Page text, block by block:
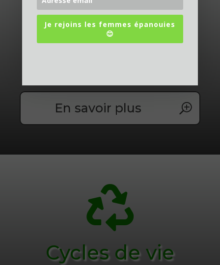

En savoir plus

Cycles de vie
Je rejoins les femmes épanouies
😊